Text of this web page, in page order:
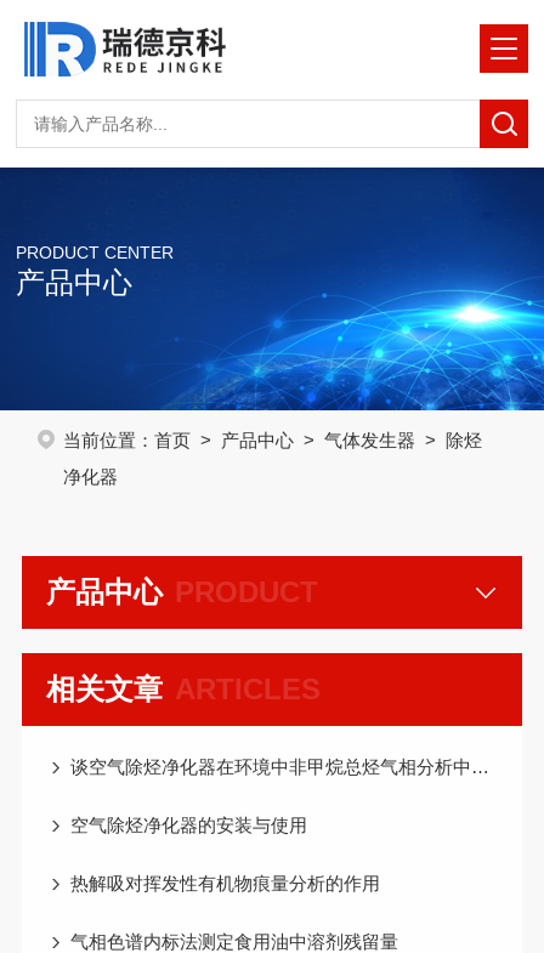
PRODUCT CENTER
产品中心
当前位置： 首页> 产品中心> 气体发生器 > 除烃
净化器
PRODUCT
产品中心
ARTICLES
相关文章
谈空气除烃净化器在环境中非甲烷总烃气相分析中的重要性
空气除烃净化器的安装与使用
热解吸对挥发性有机物痕量分析的作用
气相色谱内标法测定食用油中溶剂残留量